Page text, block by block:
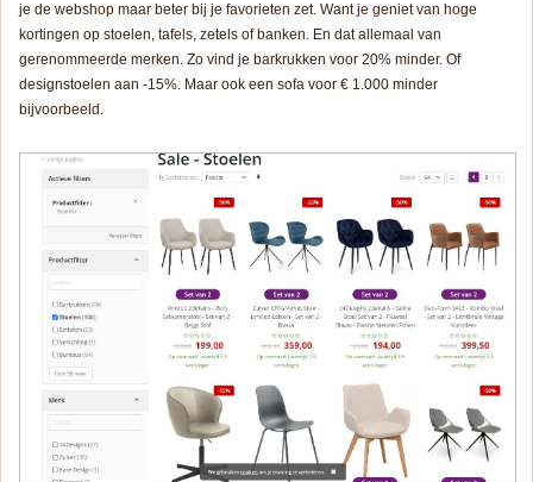
je de webshop maar beter bij je favorieten zet. Want je geniet van hoge
kortingen op stoelen, tafels, zetels of banken. En dat allemaal van
gerenommeerde merken. Zo vind je barkrukken voor 20% minder. Of
designstoelen aan -15%. Maar ook een sofa voor € 1.000 minder
bijvoorbeeld.